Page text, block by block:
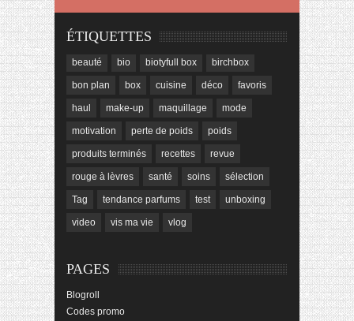
ÉTIQUETTES
beauté bio biotyfull box birchbox
bon plan box cuisine déco favoris
haul make-up maquillage mode
motivation perte de poids poids
produits terminés recettes revue
rouge à lèvres santé soins sélection
Tag tendance parfums test unboxing
video vis ma vie vlog
PAGES
Blogroll
Codes promo